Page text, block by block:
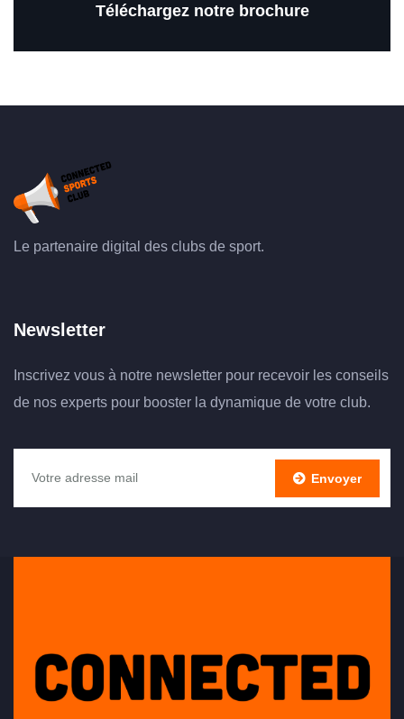
Téléchargez notre brochure
Le partenaire digital des clubs de sport.
Newsletter
Inscrivez vous à notre newsletter pour recevoir les conseils
de nos experts pour booster la dynamique de votre club.